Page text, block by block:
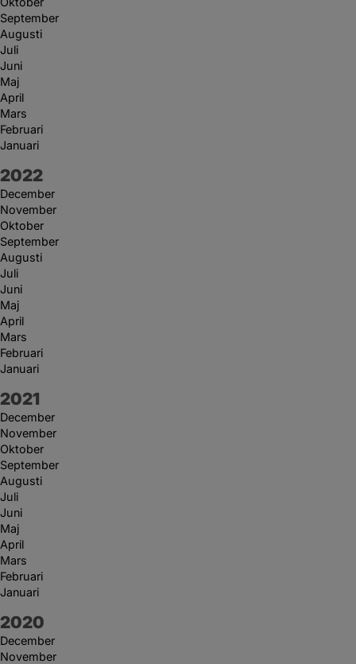
September
Augusti
Juli
Juni
Maj
April
Mars
Februari
Januari
År:
2022
December
November
Oktober
September
Augusti
Juli
Juni
Maj
April
Mars
Februari
Januari
År:
2021
December
November
Oktober
September
Augusti
Juli
Juni
Maj
April
Mars
Februari
Januari
År:
2020
December
November